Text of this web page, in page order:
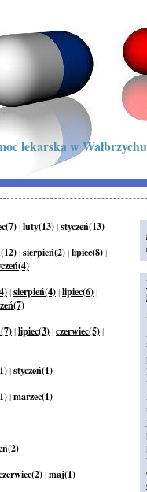
lekarska w
|luty(13)|styczeń(13)
|sierpień(2)|lipiec(8)|
|sierpień(4)|lipiec(6)|
|lipiec(3)|czerwiec(5)|
|styczeń(1)
|marzec(1)
|maj(1)